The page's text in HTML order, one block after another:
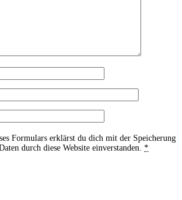
Formulars erklärst du dich mit der Speicherung
durch diese Website einverstanden. *